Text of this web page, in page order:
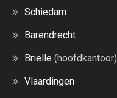
Schiedam
Barendrecht
Brielle (hoofdkantoor)
Vlaardingen